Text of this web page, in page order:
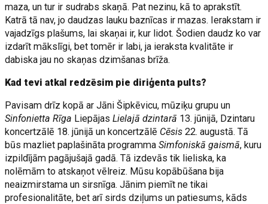
maza, un tur ir sudrabs skaņā. Pat nezinu, kā to aprakstīt.
Katrā tā nav, jo daudzas lauku baznīcas ir mazas. Ierakstam ir
vajadzīgs plašums, lai skaņai ir, kur lidot. Šodien daudz ko var
izdarīt mākslīgi, bet tomēr ir labi, ja ieraksta kvalitāte ir
dabiska jau no skaņas dzimšanas brīža.
Kad tevi atkal redzēsim pie diriģenta pults?
Pavisam drīz kopā ar Jāni Šipkēvicu, mūziķu grupu un
Sinfonietta Rīga LiepājasLielajā dzintarā 13. jūnijā, Dzintaru
koncertzālē 18. jūnijā un koncertzālē Cēsis 22. augustā. Tā
būs mazliet paplašināta programmaSimfoniskā gaismā, kuru
izpildījām pagājušajā gadā. Tā izdevās tik lieliska, ka
nolēmām to atskaņot vēlreiz. Mūsu kopābūšana bija
neaizmirstama un sirsnīga. Jānim piemīt ne tikai
profesionalitāte, bet arī sirds dziļums un patiesums, kāds